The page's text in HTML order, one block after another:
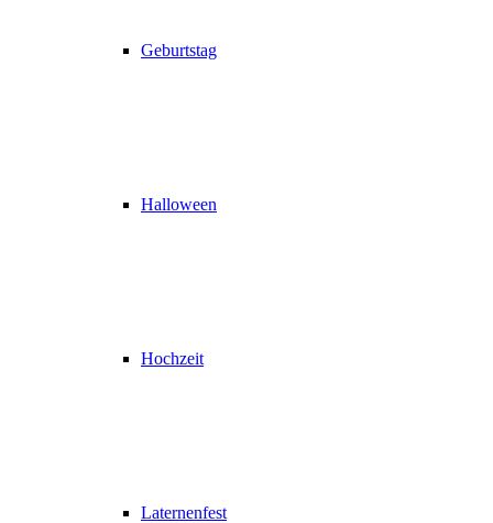
Geburtstag
Halloween
Hochzeit
Laternenfest